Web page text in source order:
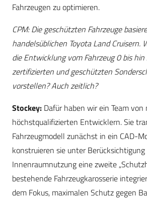
Fahrzeugen zu optimieren.
CPM: Die geschützten Fahrzeuge
handelsüblichen Toyota Land Cruisern.
die Entwicklung vom Fahrzeug 0 bis
zertifizierten und geschützten
vorstellen? Auch zeitlich?
Stockey: Dafür haben wir ein Team
höchstqualifizierten Entwicklern. Sie
Fahrzeugmodell zunächst in ein CAD-
konstruieren sie unter
Innenraumnutzung eine zweite
bestehende Fahrzeugkarosserie
dem Fokus, maximalen Schutz gegen